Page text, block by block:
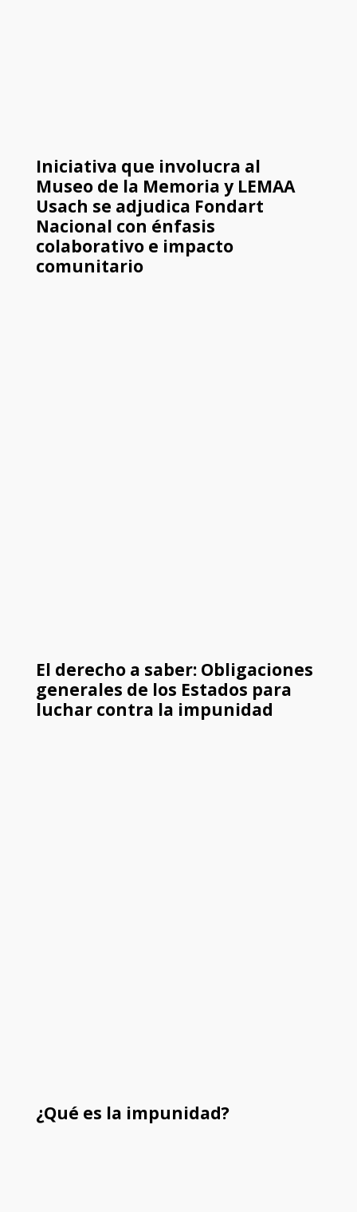
Iniciativa que involucra al
Museo de la Memoria y LEMAA
Usach se adjudica Fondart
Nacional con énfasis
colaborativo e impacto
comunitario
El derecho a saber: Obligaciones
generales de los Estados para
luchar contra la impunidad
¿Qué es la impunidad?